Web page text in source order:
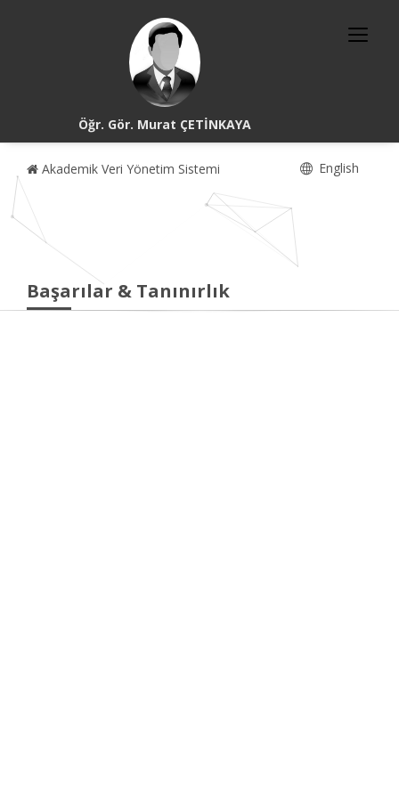
Öğr. Gör. Murat ÇETİNKAYA
Akademik Veri Yönetim Sistemi English
Başarılar & Tanınırlık